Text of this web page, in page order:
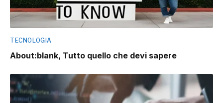
TECNOLOGIA
About:blank, Tutto quello che devi sapere